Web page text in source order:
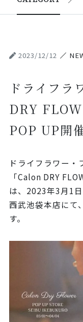
2023/12/12
ドライフラ
DRY
POP UP開
ドライフラワー・
「Calon DRY
は、2023年3月1
西武池袋本店にて
す。